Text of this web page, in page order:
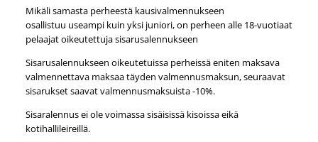
Mikäli samasta perheestä kausivalmennukseen
osallistuu useampi kuin yksi juniori, on perheen alle 18-vuotiaat
pelaajat oikeutettuja sisarusalennukseen
Sisarusalennukseen oikeutetuissa perheissä eniten maksava
valmennettava maksaa täyden valmennusmaksun, seuraavat
sisarukset saavat valmennusmaksuista -10%.
Sisaralennus ei ole voimassa sisäisissä kisoissa eikä
kotihallileireillä.